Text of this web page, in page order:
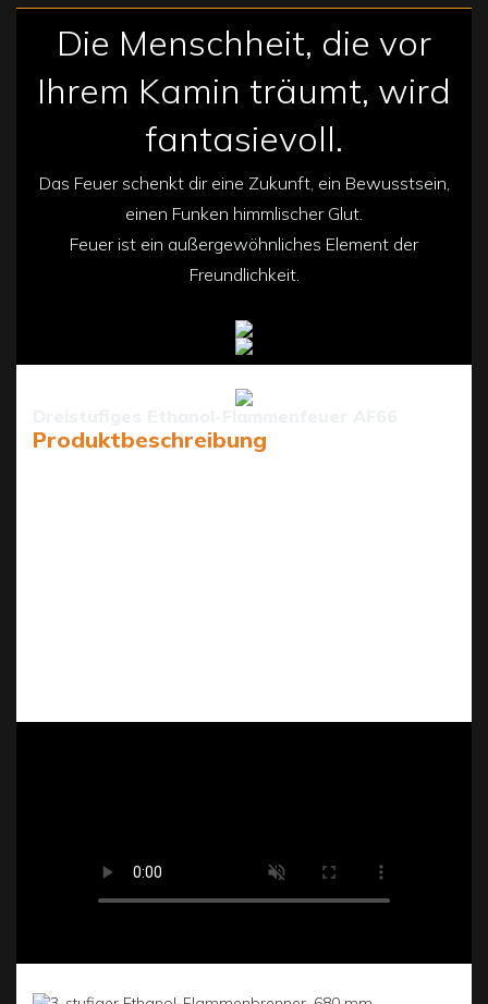
Die Menschheit, die vor
Ihrem Kamin träumt, wird
fantasievoll.
Das Feuer schenkt dir eine Zukunft, ein Bewusstsein,
einen Funken himmlischer Glut.
Feuer ist ein außergewöhnliches Element der
Freundlichkeit.
Produktbeschreibung